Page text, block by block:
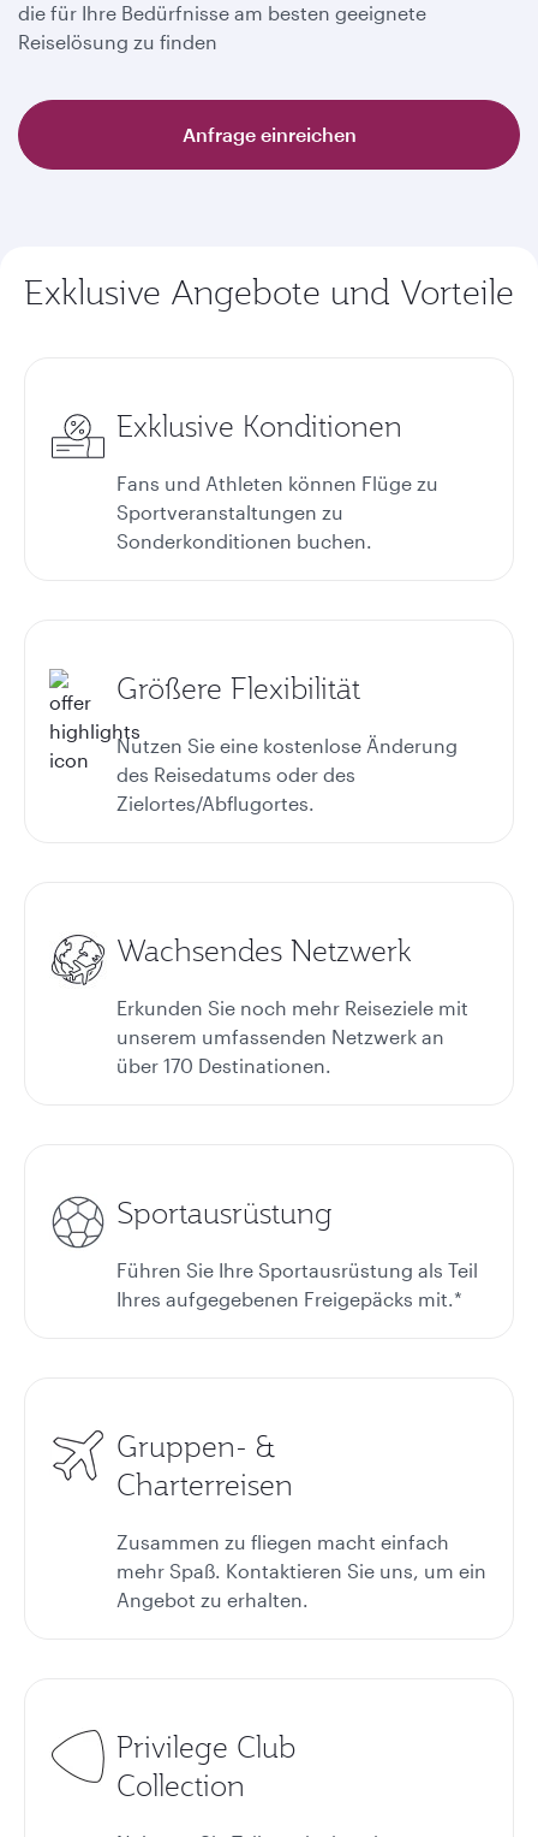
die für Ihre Bedürfnisse am besten geeignete
Reiselösung zu finden
Anfrage einreichen
Exklusive Angebote und Vorteile
Exklusive Konditionen
Fans und Athleten können Flüge zu
Sportveranstaltungen zu
Sonderkonditionen buchen.
Größere Flexibilität
Nutzen Sie eine kostenlose Änderung
des Reisedatums oder des
Zielortes/Abflugortes.
Wachsendes Netzwerk
Erkunden Sie noch mehr Reiseziele mit
unserem umfassenden Netzwerk an
über 170 Destinationen.
Sportausrüstung
Führen Sie Ihre Sportausrüstung als Teil
Ihres aufgegebenen Freigepäcks mit.*
Gruppen- &
Charterreisen
Zusammen zu fliegen macht einfach
mehr Spaß. Kontaktieren Sie uns, um ein
Angebot zu erhalten.
Privilege Club
Collection